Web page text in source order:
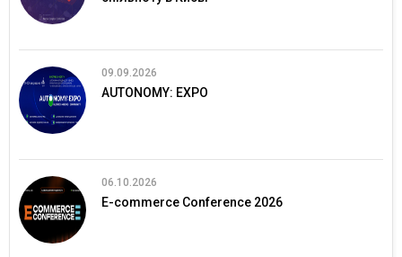
09.09.2026
AUTONOMY: EXPO
06.10.2026
E-commerce Conference 2026